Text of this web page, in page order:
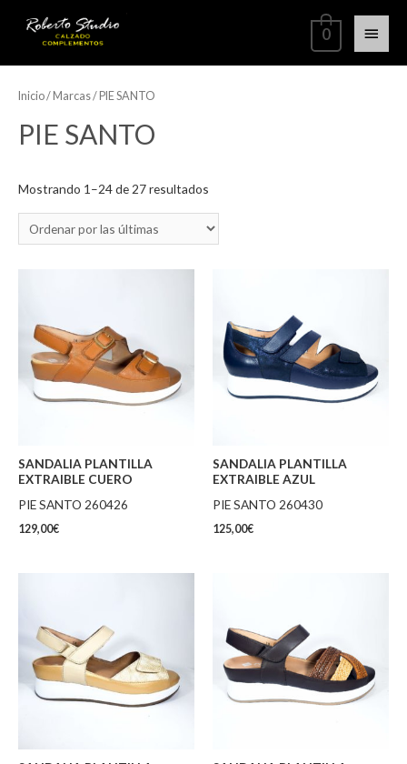
0
Inicio/ Marcas / PIE SANTO
PIE SANTO
Mostrando 1–24 de 27 resultados
SANDALIA PLANTILLA
EXTRAIBLE CUERO
PIE SANTO 260426
129,00€
SANDALIA PLANTILLA
EXTRAIBLE AZUL
PIE SANTO 260430
125,00€